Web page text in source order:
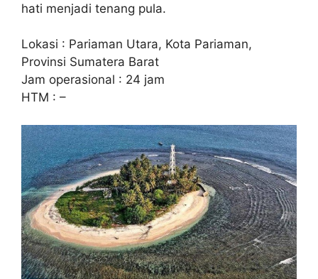
hati menjadi tenang pula.
Lokasi : Pariaman Utara, Kota Pariaman,
Provinsi Sumatera Barat
Jam operasional : 24 jam
HTM : –